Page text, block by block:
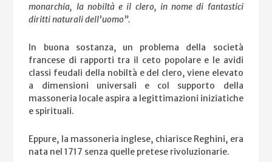
monarchia, la nobiltà e il clero, in nome di fantastici
diritti naturali dell’uomo”.
In buona sostanza, un problema della società
francese di rapporti tra il ceto popolare e le avidi
classi feudali della nobiltà e del clero, viene elevato
a dimensioni universali e col supporto della
massoneria locale aspira a legittimazioni iniziatiche
e spirituali.
Eppure, la massoneria inglese, chiarisce Reghini, era
nata nel 1717 senza quelle pretese rivoluzionarie.